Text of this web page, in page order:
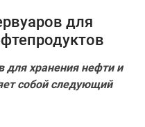
для
для хранения нефти и
собой следующий